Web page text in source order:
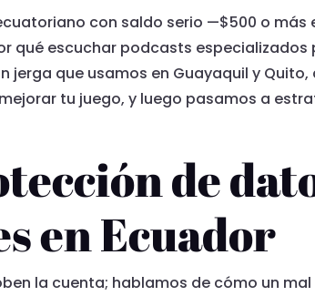
con saldo serio —$500 o
qué escuchar podcasts
jerga que usamos en Guayaquil y
tu juego, y luego pasamos a
de
en Ecuador
la cuenta; hablamos de cómo un